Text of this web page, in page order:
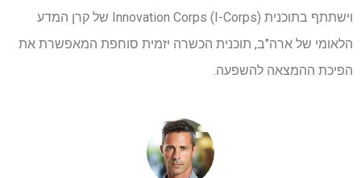
וישתתף בתוכנית Innovation Corps (I-Corps) של קרן המדע
הלאומי של ארה"ב, תוכנית הכשרה יזמית סוחפת המאפשרת את
הפיכת ההמצאה להשפעה.